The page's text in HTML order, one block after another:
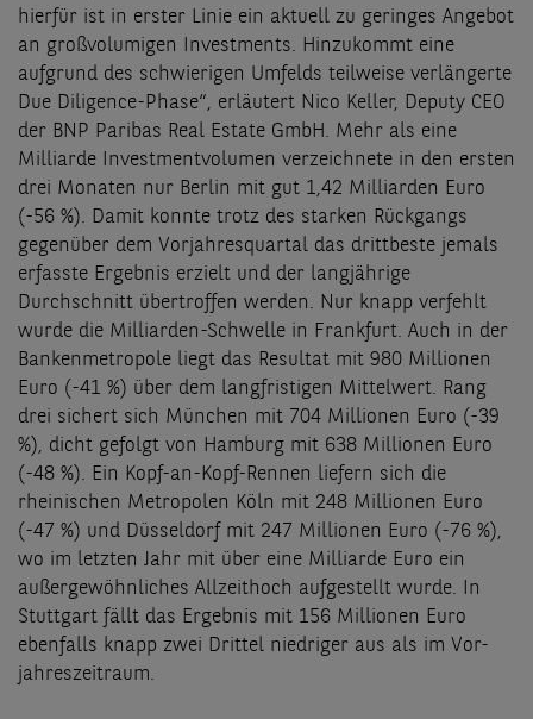
hierfür ist in erster Linie ein aktuell zu geringes Angebot
an großvolumigen Investments. Hinzukommt eine
aufgrund des schwierigen Umfelds teilweise verlängerte
Due Diligence-Phase“, erläutert Nico Keller, Deputy CEO
der BNP Paribas Real Estate GmbH. Mehr als eine
Milliarde Investmentvolumen verzeichnete in den ersten
drei Monaten nur Berlin mit gut 1,42 Milliarden Euro
(-56 %). Damit konnte trotz des starken Rückgangs
gegenüber dem Vorjahresquartal das drittbeste jemals
erfasste Ergebnis erzielt und der langjährige
Durchschnitt übertroffen werden. Nur knapp verfehlt
wurde die Milliarden-Schwelle in Frankfurt. Auch in der
Bankenmetropole liegt das Resultat mit 980 Millionen
Euro (-41 %) über dem langfristigen Mittelwert. Rang
drei sichert sich München mit 704 Millionen Euro (-39
%), dicht gefolgt von Hamburg mit 638 Millionen Euro
(-48 %). Ein Kopf-an-Kopf-Rennen liefern sich die
rheinischen Metropolen Köln mit 248 Millionen Euro
(-47 %) und Düsseldorf mit 247 Millionen Euro (-76 %),
wo im letzten Jahr mit über eine Milliarde Euro ein
außergewöhnliches Allzeithoch aufgestellt wurde. In
Stuttgart fällt das Ergebnis mit 156 Millionen Euro
ebenfalls knapp zwei Drittel niedriger aus als im Vor-
jahreszeitraum.